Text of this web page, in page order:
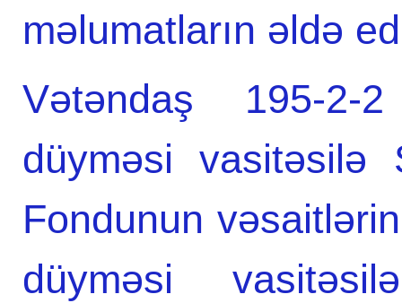
məlumatların əldə
Vətəndaş 195-2-
düyməsi vasitəsilə
Fondunun
düyməsi